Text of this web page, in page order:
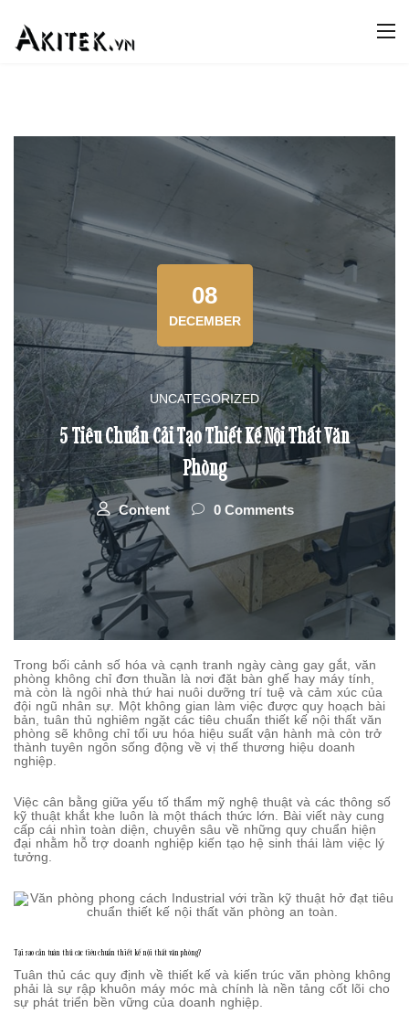
08
DECEMBER
UNCATEGORIZED
5 Tiêu Chuẩn Cải Tạo Thiết Kế Nội Thất Văn
Phòng
Content 0 Comments
Trong bối cảnh số hóa và cạnh tranh ngày càng gay gắt, văn
phòng không chỉ đơn thuần là nơi đặt bàn ghế hay máy tính,
mà còn là ngôi nhà thứ hai nuôi dưỡng trí tuệ và cảm xúc của
đội ngũ nhân sự. Một không gian làm việc được quy hoạch bài
bản, tuân thủ nghiêm ngặt các tiêu chuẩn thiết kế nội thất văn
phòng sẽ không chỉ tối ưu hóa hiệu suất vận hành mà còn trở
thành tuyên ngôn sống động về vị thế thương hiệu doanh
nghiệp.
Việc cân bằng giữa yếu tố thẩm mỹ nghệ thuật và các thông số
kỹ thuật khắt khe luôn là một thách thức lớn. Bài viết này cung
cấp cái nhìn toàn diện, chuyên sâu về những quy chuẩn hiện
đại nhằm hỗ trợ doanh nghiệp kiến tạo hệ sinh thái làm việc lý
tưởng.
Tại sao cần tuân thủ các tiêu chuẩn thiết kế nội thất văn phòng?
Tuân thủ các quy định về thiết kế và kiến trúc văn phòng không
phải là sự rập khuôn máy móc mà chính là nền tảng cốt lõi cho
sự phát triển bền vững của doanh nghiệp.